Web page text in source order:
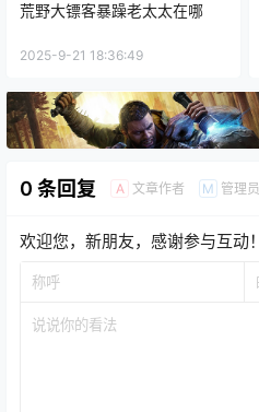
荒野大镖客暴躁老太太在哪
2025-9-21 18:36:49
0 条回复 A 文章作者 M 管理员
欢迎您，新朋友，感谢参与互动！